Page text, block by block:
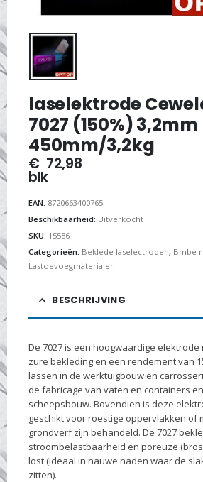
laselektrode
7027 (150%) 3,2mm
450mm/3,2kg
€ 72,98
blk
EAN: 8720663400765
Beschikbaarheid: Uitverkocht
SKU: 15586
Categorieën: Beklede laselectroden, Bmbe
Lastoevoegmaterialen
BESCHRIJVING
De 7027 is een hoogwaardige
zure bekleding en een rendement van
lassen in de werktuigbouw en
de fabricage van vaten en containers
scheepsbouw. Bovendien is deze
geschikt voor roestige oppervlakken of
grondverf zijn behandeld. De 7027
stroombelastbaarheid en poreuze
lost (ideaal in nauwe naden waar de
zitten).